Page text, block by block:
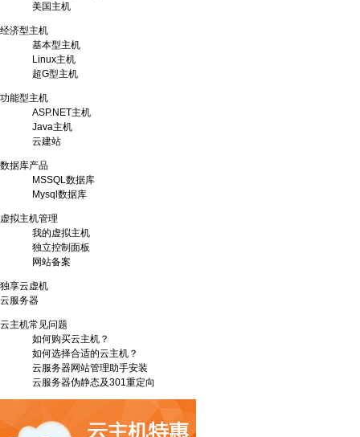
美国主机
经济型主机
基本型主机
Linux主机
超G型主机
功能型主机
ASP.NET主机
Java主机
云建站
数据库产品
MSSQL数据库
Mysql数据库
虚拟主机管理
我的虚拟主机
独立控制面板
网站备案
独享云虚机
云服务器
云主机常见问题
如何购买云主机？
如何选择合适的云主机？
云服务器网站管理助手安装
云服务器伪静态及301重定向